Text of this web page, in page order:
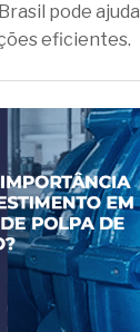
pode
eficientes.